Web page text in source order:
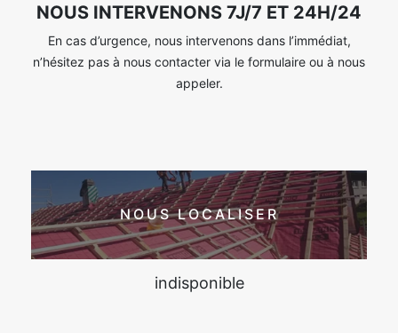
NOUS INTERVENONS 7J/7 ET 24H/24
En cas d’urgence, nous intervenons dans l’immédiat,
n’hésitez pas à nous contacter via le formulaire ou à nous
appeler.
NOUS LOCALISER
indisponible